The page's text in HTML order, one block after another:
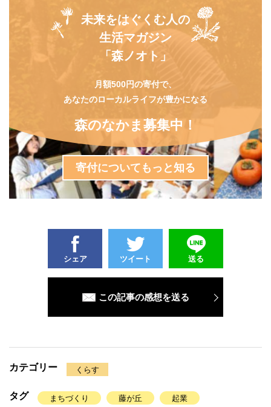
未来をはぐくむ人の
生活マガジン
「森ノオト」
月額500円の寄付で、
あなたのローカルライフが豊かになる
森のなかま募集中！
寄付についてもっと知る
シェア ツイート 送る
この記事の感想を送る
カテゴリー くらす
タグ まちづくり 藤が丘 起業